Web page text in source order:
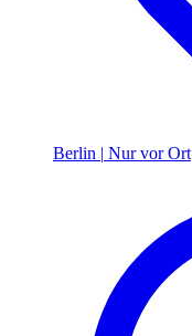
Berlin | Nur vor Ort